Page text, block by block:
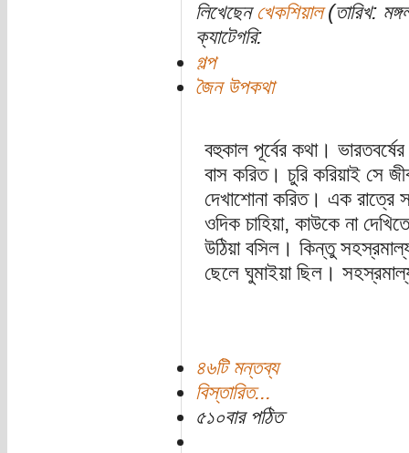
লিখেছেন খেকশিয়াল(তারিখ:
ক্যাটেগরি:
গল্প
জৈন উপকথা
বহুকাল পূর্বের কথা।
বাস করিত। চুরি করিয়াই সে
দেখাশোনা করিত। এক রাত্রে
ওদিক চাহিয়া, কাউকে না
উঠিয়া বসিল। কিন্তু
ছেলে ঘুমাইয়া ছিল।
৪৬টি মন্তব্য
বিস্তারিত...
৫১০বার পঠিত